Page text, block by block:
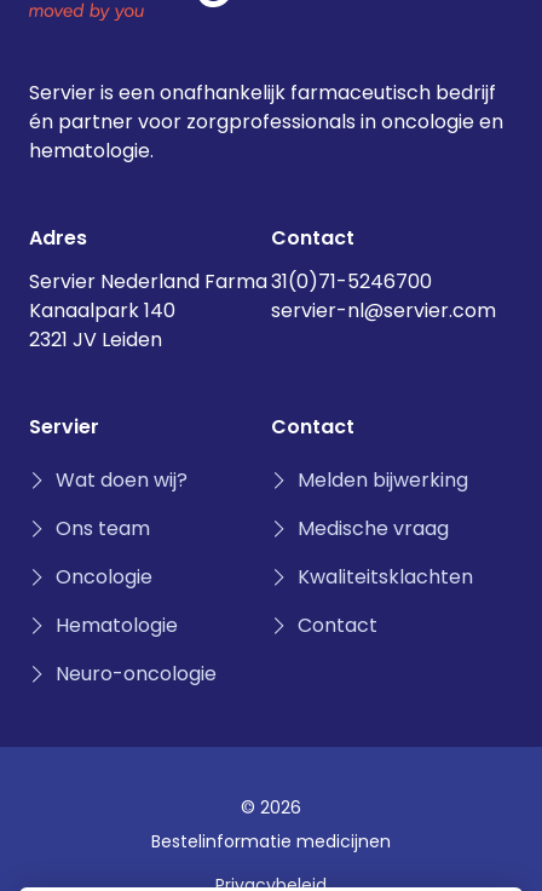
Servier is een onafhankelijk farmaceutisch bedrijf
én partner voor zorgprofessionals in oncologie en
hematologie.
Adres
Servier Nederland Farma
Kanaalpark 140
2321 JV Leiden
Contact
31(0)71-5246700
servier-nl@servier.com
Servier
Wat doen wij?
Ons team
Oncologie
Hematologie
Neuro-oncologie
Contact
Melden bijwerking
Medische vraag
Kwaliteitsklachten
Contact
© 2026
Bestelinformatie medicijnen
Privacybeleid